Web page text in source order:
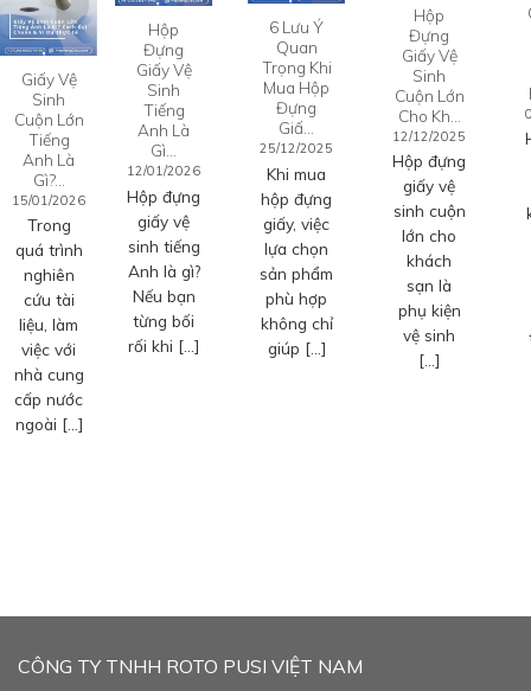
Giấy Vệ
Sinh
Cuộn Lớn
Tiếng
Anh Là
Gì?…
15/01/2026
Trong
quá trình
nghiên
cứu tài
liệu, làm
việc với
nhà cung
cấp nước
ngoài […]
Hộp
Đựng
Giấy Vệ
Sinh
Tiếng
Anh Là
Gì…
12/01/2026
Hộp đựng
giấy vệ
sinh tiếng
Anh là gì?
Nếu bạn
từng bối
rối khi […]
6 Lưu Ý
Quan
Trọng Khi
Mua Hộp
Đựng
Giấ…
25/12/2025
Khi mua
hộp đựng
giấy, việc
lựa chọn
sản phẩm
phù hợp
không chỉ
giúp […]
Hộp
Đựng
Giấy Vệ
Sinh
Cuộn Lớn
Cho Kh…
12/12/2025
Hộp đựng
giấy vệ
sinh cuộn
lớn cho
khách
sạn là
phụ kiện
vệ sinh
[…]
CÔNG TY TNHH ROTO PUSI VIỆT NAM